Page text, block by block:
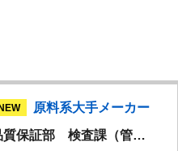
原料系大手メーカー
質保証部 検査課（管…